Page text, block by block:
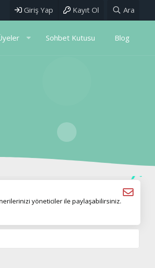
Giriş Yap Kayıt Ol Ara
Sohbet Kutusu Blog
yöneticiler ile paylaşabilirsiniz.